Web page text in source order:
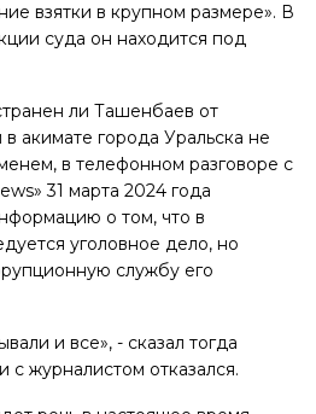
взятки в крупном размере». В
суда он находится под
ли Ташенбаев от
акимате города Уральска не
в телефонном разговоре с
31 марта 2024 года
о том, что в
уголовное дело, но
службу его
и все», - сказал тогда
с журналистом отказался.